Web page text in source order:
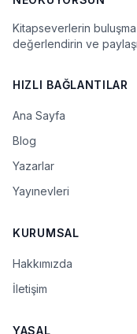
Kitapseverlerin buluşma
değerlendirin ve
HIZLI BAĞLANTILAR
Ana Sayfa
Blog
Yazarlar
Yayınevleri
KURUMSAL
Hakkımızda
İletişim
YASAL